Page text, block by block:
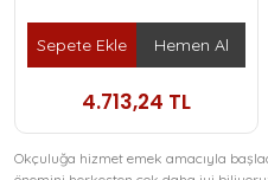
Sepete Ekle Hemen Al
4.713,24 TL
Okçuluğa hizmet emek amacıyla